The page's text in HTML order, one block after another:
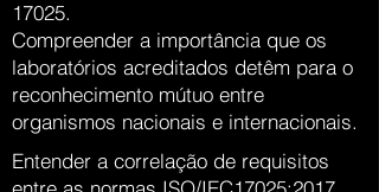
17025.
Compreender a importância que os
laboratórios acreditados detêm para o
reconhecimento mútuo entre
organismos nacionais e internacionais.
Entender a correlação de requisitos